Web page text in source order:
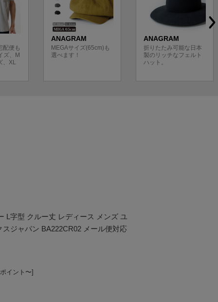
L字型 クルー丈 レディース メンズ ユ
ジャパン BA222CR02 メール便対応
イント〜]